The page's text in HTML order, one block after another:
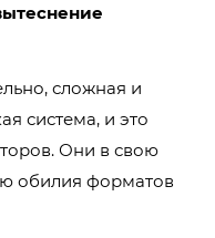
сложная и
система, и это
Они в свою
обилия форматов